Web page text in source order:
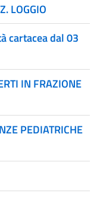
LOGGIO
cartacea dal 03
IN FRAZIONE
PEDIATRICHE